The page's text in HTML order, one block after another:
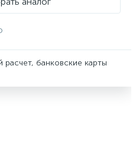
расчет, банковские карты